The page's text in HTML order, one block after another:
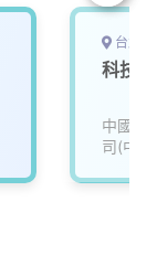
台北
科技
中國信
司(中